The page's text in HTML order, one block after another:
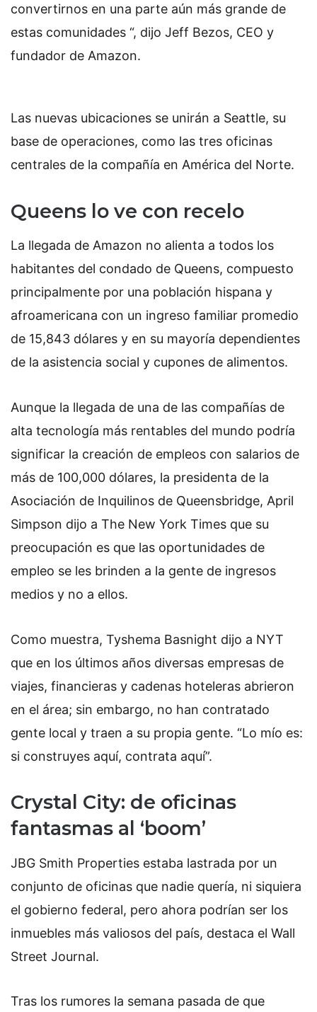
convertirnos en una parte aún más grande de
estas comunidades “, dijo Jeff Bezos, CEO y
fundador de Amazon.
Las nuevas ubicaciones se unirán a Seattle, su
base de operaciones, como las tres oficinas
centrales de la compañía en América del Norte.
Queens lo ve con recelo
La llegada de Amazon no alienta a todos los
habitantes del condado de Queens, compuesto
principalmente por una población hispana y
afroamericana con un ingreso familiar promedio
de 15,843 dólares y en su mayoría dependientes
de la asistencia social y cupones de alimentos.
Aunque la llegada de una de las compañías de
alta tecnología más rentables del mundo podría
significar la creación de empleos con salarios de
más de 100,000 dólares, la presidenta de la
Asociación de Inquilinos de Queensbridge, April
Simpson dijo a The New York Times que su
preocupación es que las oportunidades de
empleo se les brinden a la gente de ingresos
medios y no a ellos.
Como muestra, Tyshema Basnight dijo a NYT
que en los últimos años diversas empresas de
viajes, financieras y cadenas hoteleras abrieron
en el área; sin embargo, no han contratado
gente local y traen a su propia gente. “Lo mío es:
si construyes aquí, contrata aquí”.
Crystal City: de oficinas
fantasmas al ‘boom’
JBG Smith Properties estaba lastrada por un
conjunto de oficinas que nadie quería, ni siquiera
el gobierno federal, pero ahora podrían ser los
inmuebles más valiosos del país, destaca el Wall
Street Journal.
Tras los rumores la semana pasada de que